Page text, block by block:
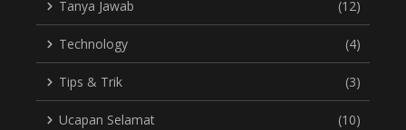
Tanya Jawab (12)
Technology (4)
Tips & Trik (3)
Ucapan Selamat (10)